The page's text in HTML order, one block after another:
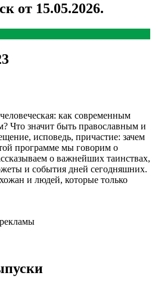
от 15.05.2026.
как современным
Что значит быть православным и
исповедь, причастие: зачем
программе мы говорим о
о важнейших таинствах,
и события дней сегодняшних.
и людей, которые только